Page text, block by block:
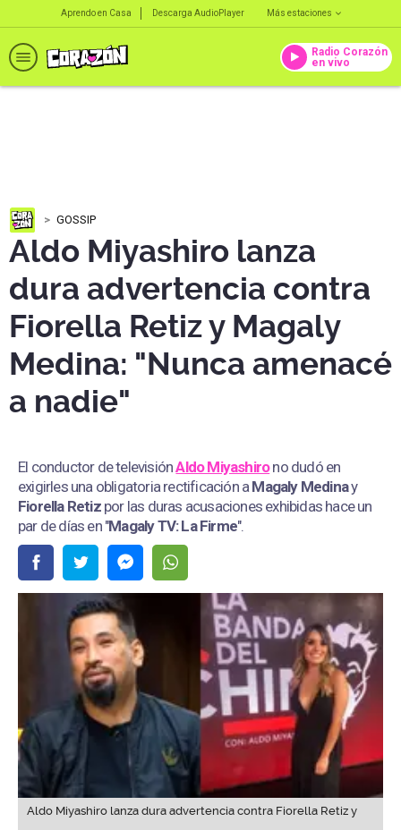
Aprendo en Casa Descarga AudioPlayer Más estaciones
Radio Corazón
en vivo
GOSSIP
Aldo Miyashiro lanza
dura advertencia contra
Fiorella Retiz y Magaly
Medina: "Nunca amenacé
a nadie"
El conductor de televisiónAldo Miyashirono dudó en
exigirles una obligatoria rectificación a Magaly Medinay
Fiorella Retizpor las duras acusaciones exhibidas hace un
par de días en "Magaly TV: La Firme".
Aldo Miyashiro lanza dura advertencia contra Fiorella Retiz y